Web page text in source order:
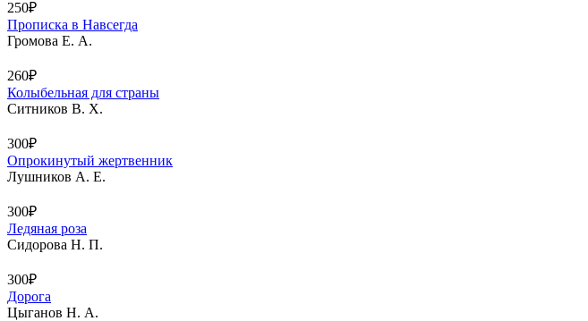
250₽
Прописка в Навсегда
Громова Е. А.
260₽
Колыбельная для страны
Ситников В. X.
300₽
Опрокинутый жертвенник
Лушников А. Е.
300₽
Ледяная роза
Сидорова Н. П.
300₽
Дорога
Цыганов Н. А.